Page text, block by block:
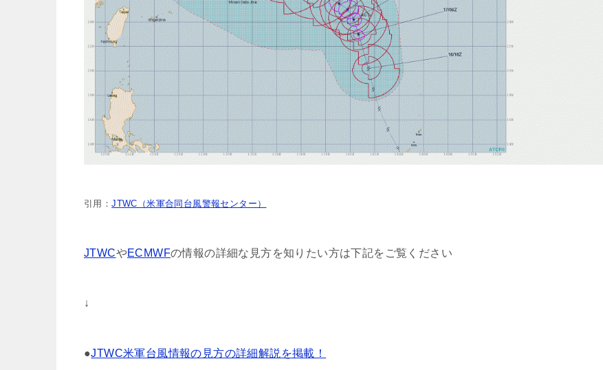
引用：JTWC（米軍合同台風警報センター）
JTWCやECMWFの情報の詳細な見方を知りたい方は下記をご覧ください
↓
●JTWC米軍台風情報の見方の詳細解説を掲載！